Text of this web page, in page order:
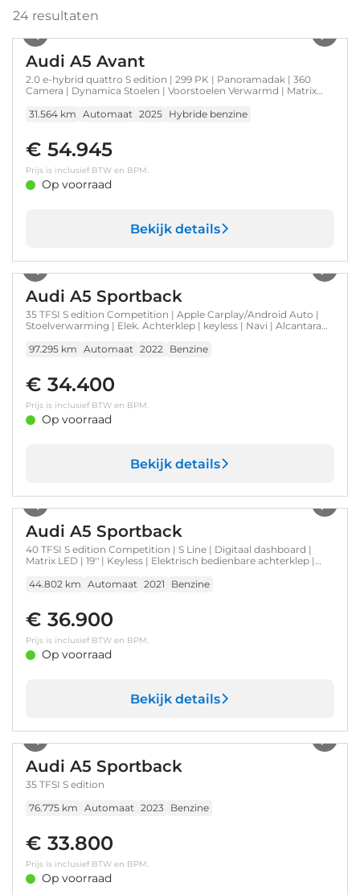
24 resultaten
Audi A5 Avant
2.0 e-hybrid quattro S edition | 299 PK | Panoramadak | 360
Camera | Dynamica Stoelen | Voorstoelen Verwarmd | Matrix
31.564 km Automaat 2025 Hybride benzine
€ 54.945
Prijs is inclusief BTW en BPM.
Op voorraad
Bekijk details
Audi A5 Sportback
35 TFSI S edition Competition | Apple Carplay/Android Auto |
Stoelverwarming | Elek. Achterklep | keyless | Navi | Alcantara
achterklep
97.295 km Automaat 2022 Benzine
€ 34.400
Prijs is inclusief BTW en BPM.
Op voorraad
Bekijk details
Audi A5 Sportback
40 TFSI S edition Competition | S Line | Digitaal dashboard |
Matrix LED | 19'' | Keyless | Elektrisch bedienbare achterklep |
controle
44.802 km Automaat 2021 Benzine
€ 36.900
Prijs is inclusief BTW en BPM.
Op voorraad
Bekijk details
Audi A5 Sportback
35 TFSI S edition
76.775 km Automaat 2023 Benzine
€ 33.800
Prijs is inclusief BTW en BPM.
Op voorraad